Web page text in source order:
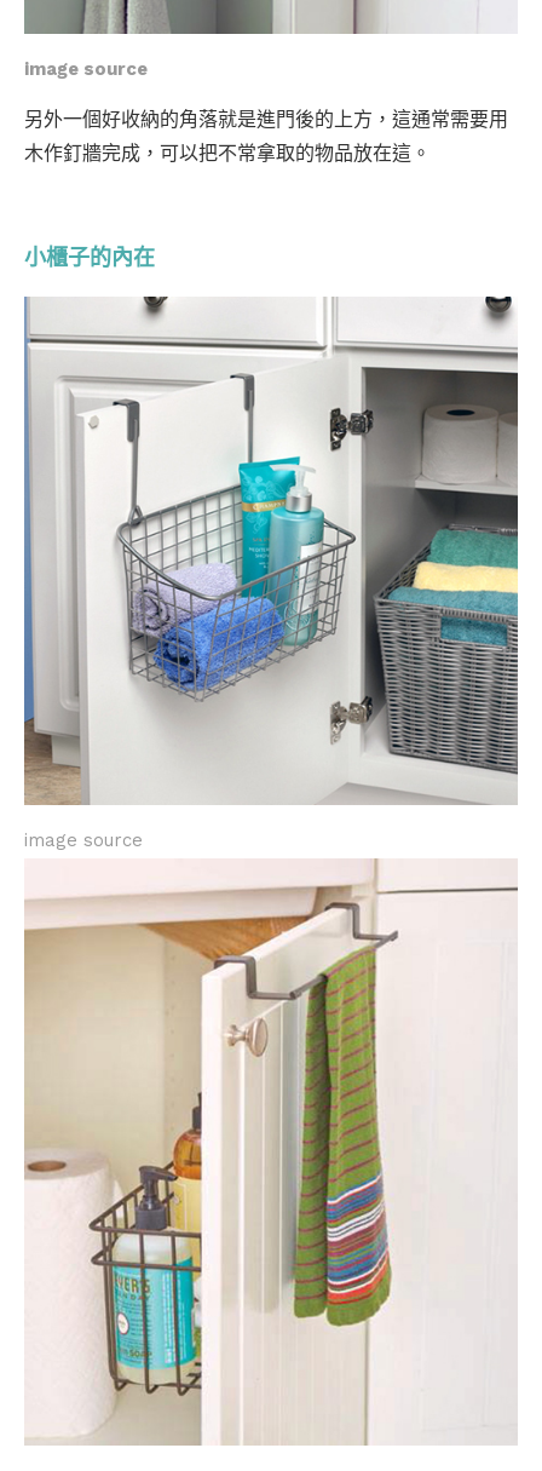
image source
另外一個好收納的角落就是進門後的上方，這通常需要用
木作釘牆完成，可以把不常拿取的物品放在這。
小櫃子的內在
image source